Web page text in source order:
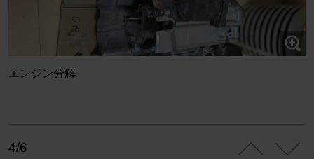
エンジン分解
4/6